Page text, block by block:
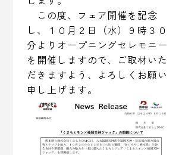
この度、フェア開催を記念
し、１０月２日（水）９時３０
分よりオープニングセレモニー
を開催しますので、ご取材いた
だきますよう、よろしくお願い
申し上げます。